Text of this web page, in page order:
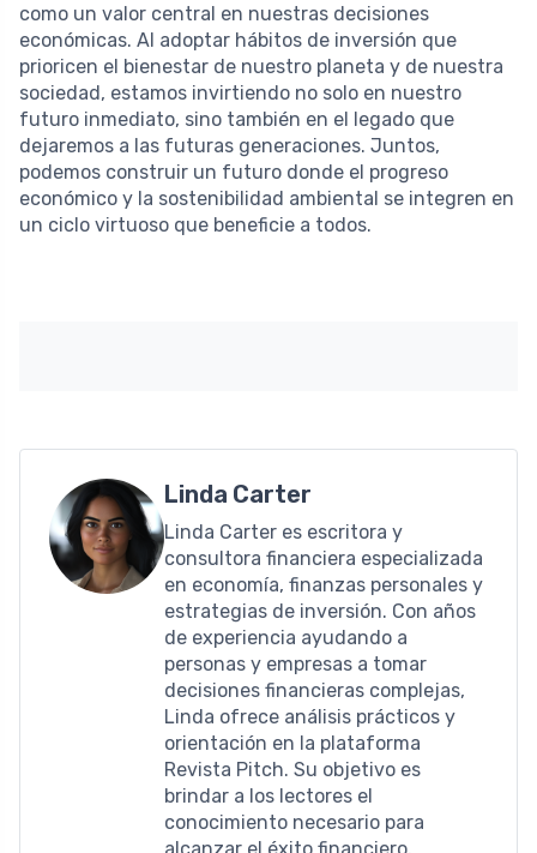
como un valor central en nuestras decisiones
económicas. Al adoptar hábitos de inversión que
prioricen el bienestar de nuestro planeta y de nuestra
sociedad, estamos invirtiendo no solo en nuestro
futuro inmediato, sino también en el legado que
dejaremos a las futuras generaciones. Juntos,
podemos construir un futuro donde el progreso
económico y la sostenibilidad ambiental se integren en
un ciclo virtuoso que beneficie a todos.
Linda Carter
Linda Carter es escritora y
consultora financiera especializada
en economía, finanzas personales y
estrategias de inversión. Con años
de experiencia ayudando a
personas y empresas a tomar
decisiones financieras complejas,
Linda ofrece análisis prácticos y
orientación en la plataforma
Revista Pitch. Su objetivo es
brindar a los lectores el
conocimiento necesario para